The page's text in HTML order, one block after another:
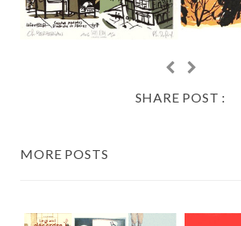
SHARE POST :
MORE POSTS